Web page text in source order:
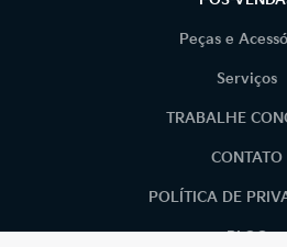
Peças e
Serviços
TRABALHE
CONTATO
POLÍTICA DE
BLOG